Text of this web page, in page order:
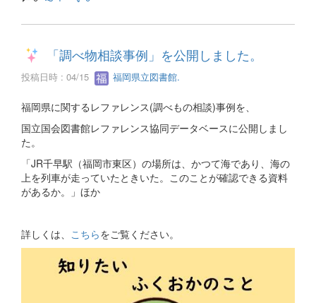
「調べ物相談事例」を公開しました。
投稿日時 : 04/15 福岡県立図書館.
福岡県に関するレファレンス(調べもの相談)事例を、
国立国会図書館レファレンス協同データベースに公開しまし
た。
「JR千早駅（福岡市東区）の場所は、かつて海であり、海の
上を列車が走っていたときいた。このことが確認できる資料
があるか。」ほか
詳しくは、 こちらをご覧ください。